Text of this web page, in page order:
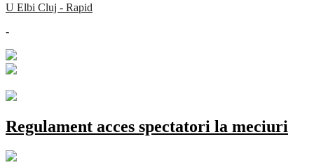
U Elbi Cluj - Rapid
-
Regulament acces spectatori la meciuri